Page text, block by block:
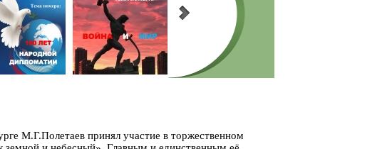
М.Г.Полетаев принял участие в торжественном